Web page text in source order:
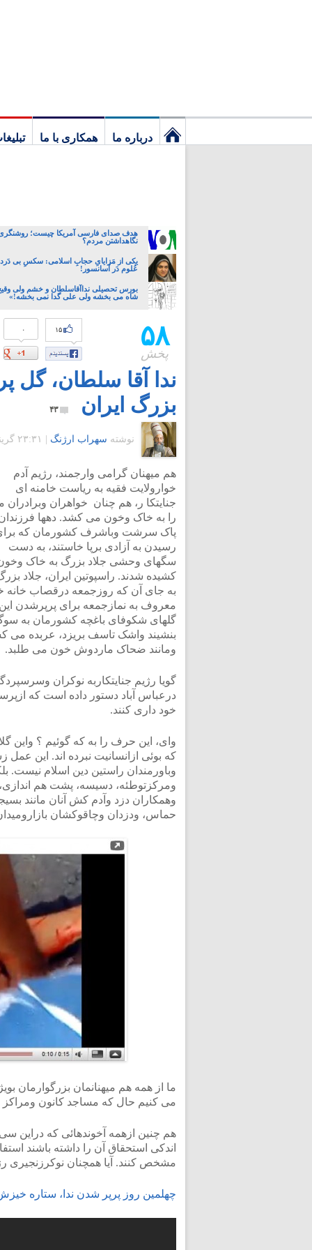
درباره ما همکاری با ما
هدف صدای فارسی آمریکا چیست؛ روشنگری،
نگاهداشتن مردم؟
یکی از مَزایایِ حجابِ اسلامی: سکسِ بی
عُلوم دَر آسانسور!
بورس تحصیلی نداآقاسلطان و خشم ولی
شاه می بخشه ولی علی گدا نمی بخشه!»
۵۸
پخش
۰ ۱۵
ندا آقا سلطان، گل
بزرگ ایران
۴۳
نوشته سهراب ارژنگ ۲۳:۳۱ گرينويچ - یکشنبه ۳۱ خرداد ۱۳۸۸
هم میهنان گرامی وارجمند، رژیم آدم
خوارولایت فقیه به ریاست خامنه ای
جنایتکا ر، هم چنان خواهران وبرادران
را به خاک وخون می کشد. دهها
پاک سرشت وباشرف کشورمان که
رسیدن به آزادی برپا خاستند، به دست
سگهای وحشی جلاد بزرگ به خاک
کشیده شدند. راسپوتین ایران، جلاد
به جای آن که روزجمعه درقصاب خانه
معروف به نمازجمعه برای پرپرشدن
گلهای شکوفای باغچه کشورمان به
بنشیند واشک تاسف بریزد، عربده می
ومانند ضحاک ماردوش خون می طلبد.
گویا رژیم جنایتکاربه نوکران
درعباس آباد دستور داده است که
خود داری کنند.
وای، این حرف را به که گوئیم ؟ واین
که بوئی ازانسانیت نبرده اند. این
وباورمندان راستین دین اسلام نیست.
ومرکزتوطئه، دسیسه، پشت هم
وهمکاران دزد وآدم کش آنان مانند
حماس، ودزدان وچاقوکشان
ما از همه هم میهنانمان بزرگوارمان
می کنیم حال که مساجد کانون ومراکز
هم چنین ازهمه آخوندهائی که دراین
اندکی استحقاق آن را داشته باشند
مشخص کنند. آیا همچنان نوکرزنجیری
چهلمین روز پرپر شدن ندا، ستاره